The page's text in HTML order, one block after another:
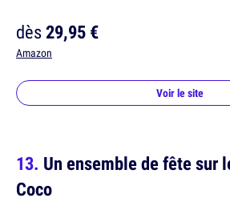
dès29,95 €
Amazon
Voir le site
Un ensemble de fête sur
Coco